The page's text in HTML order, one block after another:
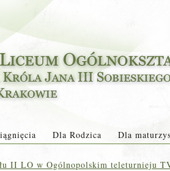
Dla Rodzica Dla
II LO w Ogólnopolskim teleturnieju